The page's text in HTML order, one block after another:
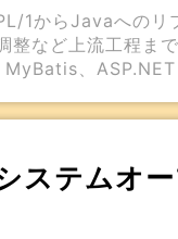
1からJavaへの
整など上流工程
、
ステムオ